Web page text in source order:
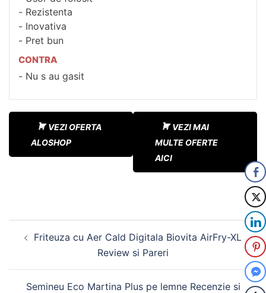
Rezistenta
Inovativa
Pret bun
CONTRA
Nu s au gasit
VEZI OFERTA
ALOSHOP
VEZI MAI
MULTE OFERTE
AICI
Friteuza cu Aer Cald Digitala Biovita AirFry-XL
Review si Pareri
Semineu Eco Martina Plus pe lemne Recenzie si